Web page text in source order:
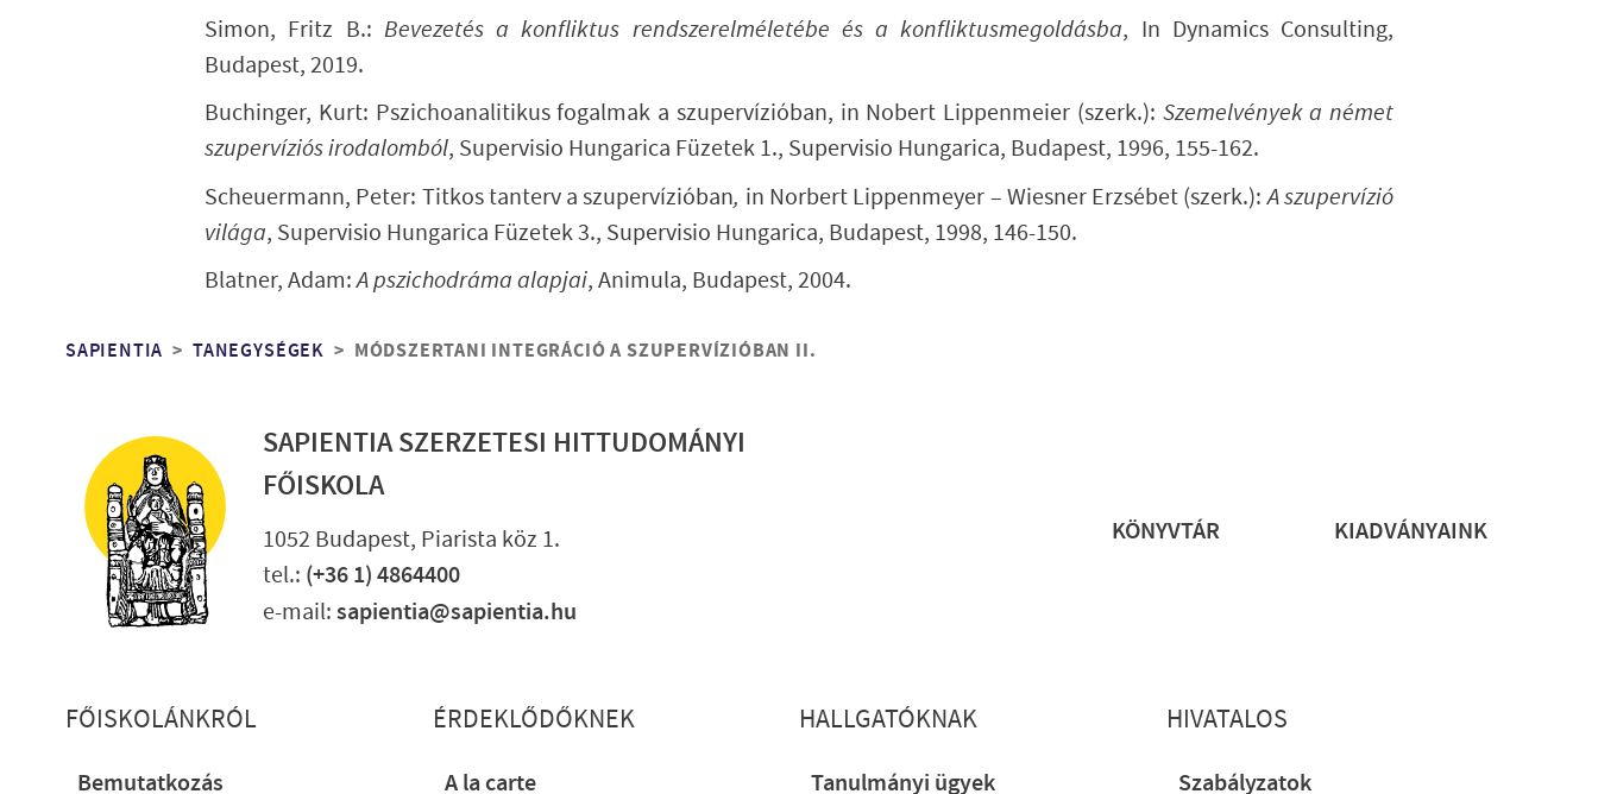
Simon, Fritz B.: Bevezetés a konfliktus rendszerelméletébe és a konfliktusmegoldásba, In Dynamics Consulting,
Budapest, 2019.
Buchinger, Kurt: Pszichoanalitikus fogalmak a szupervízióban, in Nobert Lippenmeier (szerk.): Szemelvények a német
szupervíziós irodalomból, Supervisio Hungarica Füzetek 1., Supervisio Hungarica, Budapest, 1996, 155-162.
Scheuermann, Peter: Titkos tanterv a szupervízióban, in Norbert Lippenmeyer – Wiesner Erzsébet (szerk.):A szupervízió
világa, Supervisio Hungarica Füzetek 3., Supervisio Hungarica, Budapest, 1998, 146-150.
Blatner, Adam:A pszichodráma alapjai, Animula, Budapest, 2004.
Morzsa
SAPIENTIA TANEGYSÉGEK MÓDSZERTANI INTEGRÁCIÓ A SZUPERVÍZIÓBAN II.
SAPIENTIA SZERZETESI HITTUDOMÁNYI
FŐISKOLA
1052 Budapest, Piarista köz 1.
tel.: (+36 1) 4864400
e-mail:sapientia@sapientia.hu
KÖNYVTÁR KIADVÁNYAINK
Lábléc részletes
FŐISKOLÁNKRÓL
Bemutatkozás
ÉRDEKLŐDŐKNEK
A la carte
HALLGATÓKNAK
Tanulmányi ügyek
HIVATALOS
Szabályzatok